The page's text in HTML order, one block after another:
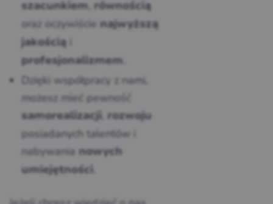
szacunkiem równością
oraz oczywiście najwyższą
jakością
profesjonalizmem
Dzięki współpracy z nami,
możesz mieć pewność
samorealizacji rozwoju
posiadanych talentów i
nabywania nowych
umiejętności